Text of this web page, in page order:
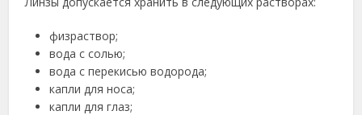
физраствор;
вода с солью;
вода с перекисью водорода;
капли для носа;
капли для глаз;